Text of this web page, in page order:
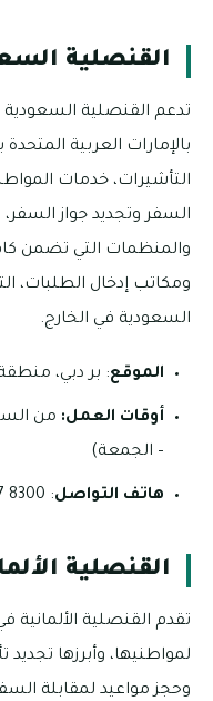
القنصلية
تدعم القنصلية السعودية
بالإمارات العربية
التأشيرات، خدمات
السفر وتجديد جواز
والمنظمات التي تضمن
ومكاتب إدخال الطلبات،
السعودية في الخارج.
الموقع: بر دبي،
أوقات العمل:
– الجمعة)
هاتف التواصل: 8300 377 04.
القنصلية
تقدم القنصلية
لمواطنيها، وأبرزها
وحجز مواعيد لمقابلة